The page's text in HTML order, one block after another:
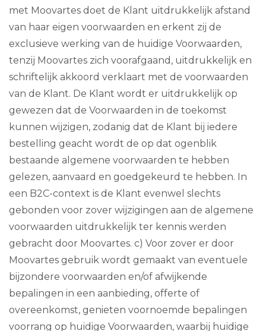
met Moovartes doet de Klant uitdrukkelijk afstand
van haar eigen voorwaarden en erkent zij de
exclusieve werking van de huidige Voorwaarden,
tenzij Moovartes zich voorafgaand, uitdrukkelijk en
schriftelijk akkoord verklaart met de voorwaarden
van de Klant. De Klant wordt er uitdrukkelijk op
gewezen dat de Voorwaarden in de toekomst
kunnen wijzigen, zodanig dat de Klant bij iedere
bestelling geacht wordt de op dat ogenblik
bestaande algemene voorwaarden te hebben
gelezen, aanvaard en goedgekeurd te hebben. In
een B2C-context is de Klant evenwel slechts
gebonden voor zover wijzigingen aan de algemene
voorwaarden uitdrukkelijk ter kennis werden
gebracht door Moovartes. c) Voor zover er door
Moovartes gebruik wordt gemaakt van eventuele
bijzondere voorwaarden en/of afwijkende
bepalingen in een aanbieding, offerte of
overeenkomst, genieten voornoemde bepalingen
voorrang op huidige Voorwaarden, waarbij huidige